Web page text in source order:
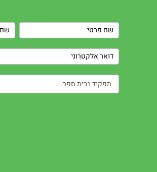
Contact
Us